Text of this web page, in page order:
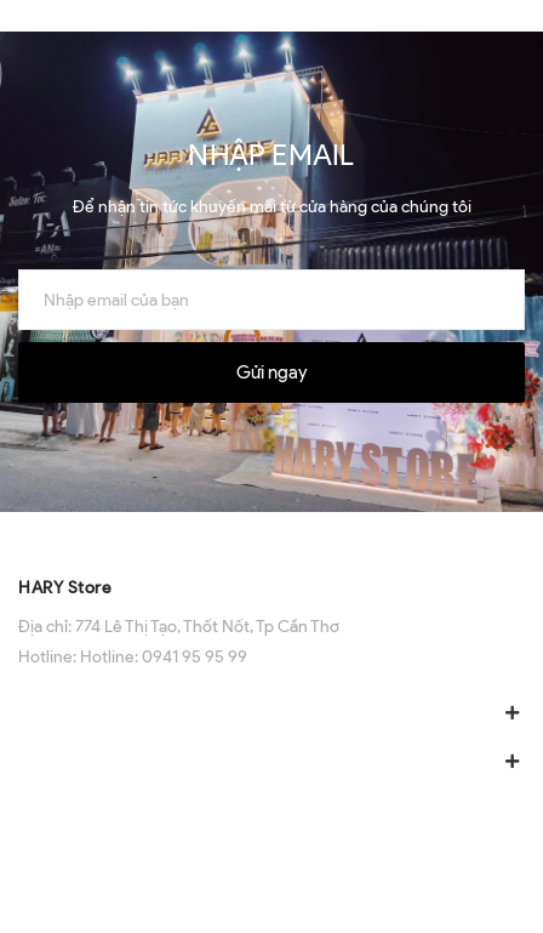
NHẬP EMAIL
Để nhận tin tức khuyến mãi từ cửa hàng của chúng tôi
Gửi ngay
HARY Store
Địa chỉ:774 Lê Thị Tạo, Thốt Nốt, Tp Cần Thơ
Hotline: Hotline: 0941 95 95 99